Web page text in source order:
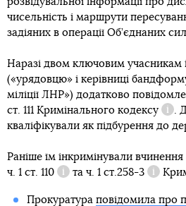
чисельність і маршрути
задіяних в операції Об’єднаних
Наразі двом ключовим учасникам
(«урядовцю» і керівниці
міліції ЛНР») додатково
ст. 111 Кримінального кодексу
.
кваліфікували як підбурення до
Раніше їм інкримінували
ч. 1 ст. 110
Довідка
та ч. 1 ст.258-3
Довідка
Прокуратура повідомила про